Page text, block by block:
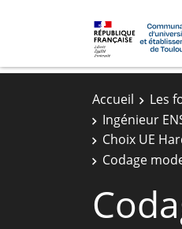
Accueil Les
Ingénieur
Choix UE
Codage